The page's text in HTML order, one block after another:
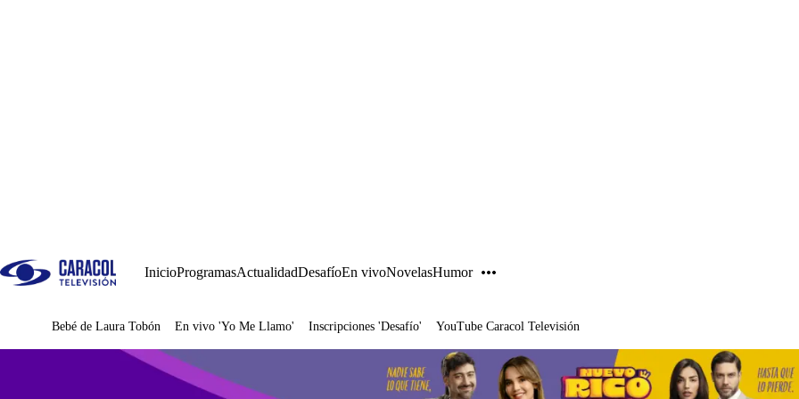
InicioProgramasActualidadDesafíoEn vivoNovelasHumor
Juegos
Bebé de Laura Tobón En vivo 'Yo Me Llamo' Inscripciones 'Desafío' YouTube Caracol Televisión